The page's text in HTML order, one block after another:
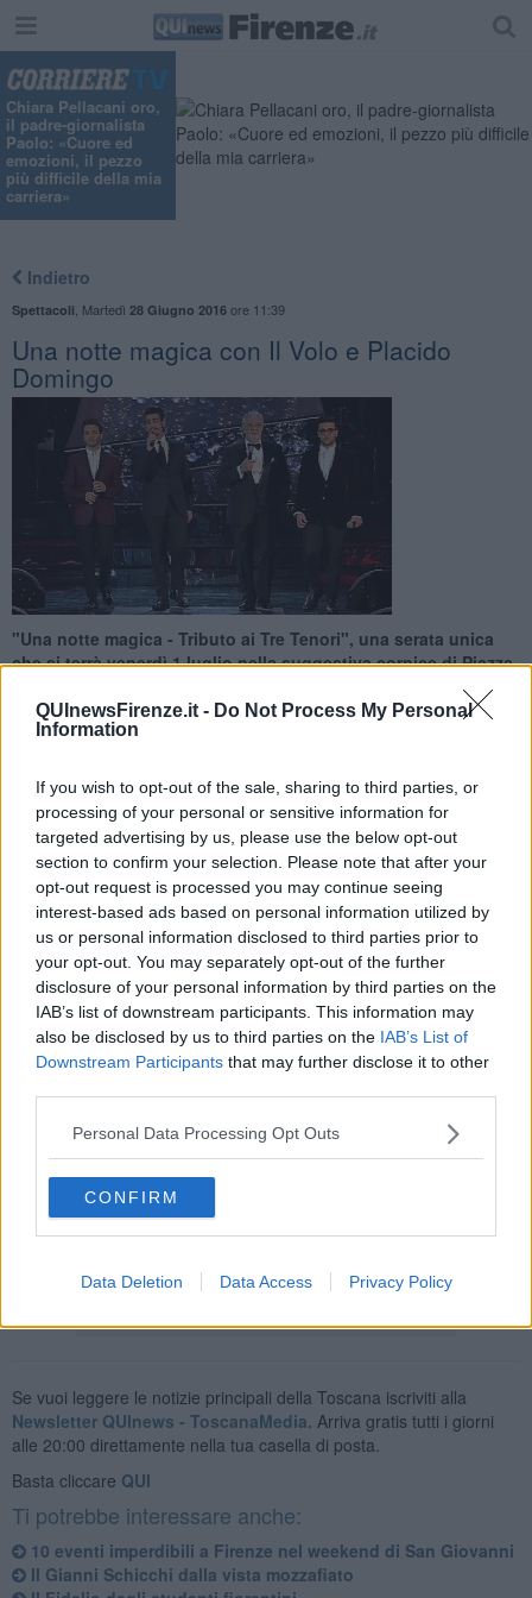
QUInewsFirenze.it - Do Not Process My Personal
Information
If you wish to opt-out of the sale, sharing to third parties, or
processing of your personal or sensitive information for
targeted advertising by us, please use the below opt-out
section to confirm your selection. Please note that after your
opt-out request is processed you may continue seeing
interest-based ads based on personal information utilized by
us or personal information disclosed to third parties prior to
your opt-out. You may separately opt-out of the further
disclosure of your personal information by third parties on the
IAB’s list of downstream participants. This information may
also be disclosed by us to third parties on the IAB’s List of
Downstream Participants that may further disclose it to other
Personal Data Processing Opt Outs
CONFIRM
Data Deletion Data Access Privacy Policy
Chiara Pellacani oro,
il padre-giornalista
Paolo: «Cuore ed
emozioni, il pezzo
più difficile della mia
carriera»
Indietro
Spettacoli Martedì 28 Giugno 2016ore 11:39
Una notte magica con Il Volo e Placido
Domingo
"Una notte magica - Tributo ai Tre Tenori", una serata unica
che si terrà venerdì 1 luglio nella suggestiva cornice di Piazza
FIRENZE —Dopo essere stati acclamati in tutto il mondo con un
tour che ha conquistato il pubblico di Europa, Stati Uniti e America
Latina, i ragazzi de Il Volo tornano in Italia a Firenze in piazza
Santa Croce insieme a Placido Domingo che dirigerà l'orchestra
sulle note dei brani della serata.
Ventisei anni fa in "Una notte magica" a Roma Josè Carreras,
Placido Domingo e Luciano Pavarotti, cantarono insieme in uno dei
templi più suggestivi dell'Opera, il teatro delle terme di Caracalla a
Roma e oggi Il Volo ha pensato di ricordare quell'atmosfera e farla
riscoprire al pubblico più giovane.
dal maestro Ramon Tebar e con la partecipazione del maestro
Placido Domingo che ha dato la sua disponibilità a dirigere i tre
giovani artisti in alcuni dei brani più emozionanti della serata.
Se vuoi leggere le notizie principali della Toscana iscriviti alla
Newsletter QUInews - ToscanaMedia. Arriva gratis tutti i giorni
alle 20:00 direttamente nella tua casella di posta.
Basta cliccare QUI
Ti potrebbe interessare anche:
10 eventi imperdibili a Firenze nel weekend di San Giovanni
Il Gianni Schicchi dalla vista mozzafiato